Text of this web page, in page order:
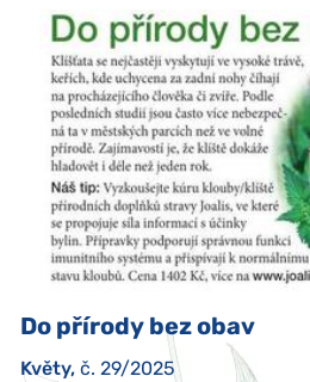
Do přírody bez obav
Květy, č. 29/2025